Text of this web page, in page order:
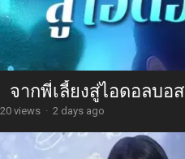
จากพี่เลี้ยงสู่ไอดอลบอส
20 views · 2 days ago